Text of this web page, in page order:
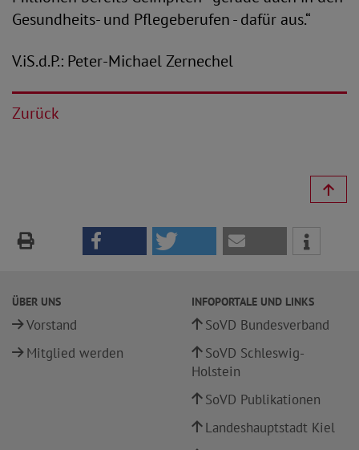
Gesundheits- und Pflegeberufen - dafür aus.“
V.iS.d.P.: Peter-Michael Zernechel
Zurück
ÜBER UNS
Vorstand
Mitglied werden
INFOPORTALE UND LINKS
SoVD Bundesverband
SoVD Schleswig-
Holstein
SoVD Publikationen
Landeshauptstadt Kiel